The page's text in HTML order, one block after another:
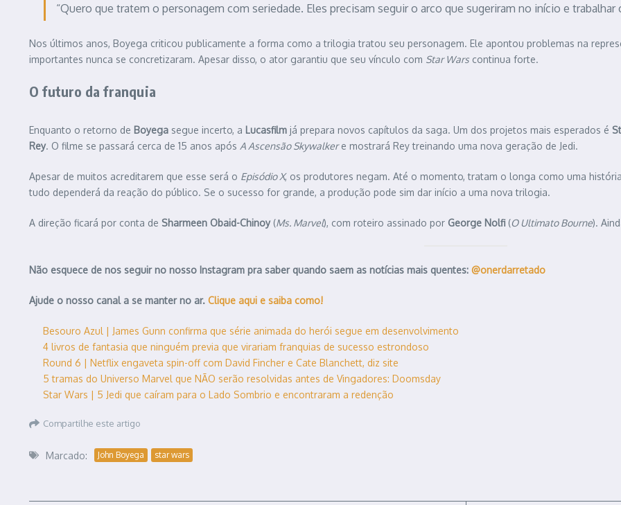
“Quero que tratem o personagem com seriedade. Eles precisam seguir o arco que sugeriram no início e
Nos últimos anos, Boyega criticou publicamente a forma como a trilogia tratou seu personagem. Ele apontou problemas na
importantes nunca se concretizaram. Apesar disso, o ator garantiu que seu vínculo com Star Wars continua forte.
O futuro da franquia
Enquanto o retorno de Boyega segue incerto, a Lucasfilm já prepara novos capítulos da saga. Um dos projetos mais esperados é
Rey. O filme se passará cerca de 15 anos após A Ascensão Skywalkere mostrará Rey treinando uma nova geração de Jedi.
Apesar de muitos acreditarem que esse será o Episódio X, os produtores negam. Até o momento, tratam o longa como uma
tudo dependerá da reação do público. Se o sucesso for grande, a produção pode sim dar início a uma nova trilogia.
A direção ficará por conta de Sharmeen Obaid-Chinoy(Ms. Marvel), com roteiro assinado por George Nolfi (O Ultimato Bourne).
Não esquece de nos seguir no nosso Instagram pra saber quando saem as notícias mais quentes: @onerdarretado
Ajude o nosso canal a se manter no ar. Clique aqui e saiba como!
Besouro Azul | James Gunn confirma que série animada do herói segue em desenvolvimento
4 livros de fantasia que ninguém previa que virariam franquias de sucesso estrondoso
Round 6 | Netflix engaveta spin-off com David Fincher e Cate Blanchett, diz site
5 tramas do Universo Marvel que NÃO serão resolvidas antes de Vingadores: Doomsday
Star Wars | 5 Jedi que caíram para o Lado Sombrio e encontraram a redenção
Compartilhe este artigo
Marcado: John Boyega star wars